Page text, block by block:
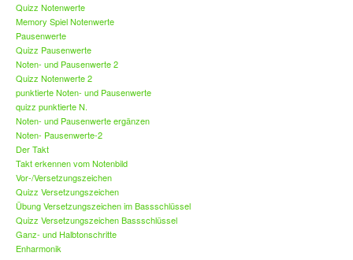
Quizz Notenwerte
Memory Spiel Notenwerte
Pausenwerte
Quizz Pausenwerte
Noten- und Pausenwerte 2
Quizz Notenwerte 2
punktierte Noten- und Pausenwerte
quizz punktierte N.
Noten- und Pausenwerte ergänzen
Noten- Pausenwerte-2
Der Takt
Takt erkennen vom Notenbild
Vor-/Versetzungszeichen
Quizz Versetzungszeichen
Übung Versetzungszeichen im Bassschlüssel
Quizz Versetzungszeichen Bassschlüssel
Ganz- und Halbtonschritte
Enharmonik